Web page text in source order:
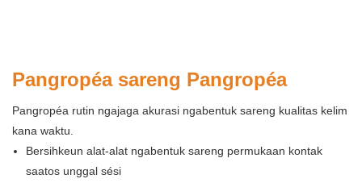
Pangropéa sareng Pangropéa
Pangropéa rutin ngajaga akurasi ngabentuk sareng kualitas kelim
kana waktu.
Bersihkeun alat-alat ngabentuk sareng permukaan kontak
saatos unggal sési